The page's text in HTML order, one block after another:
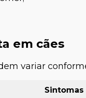
em cães
variar
Sintomas